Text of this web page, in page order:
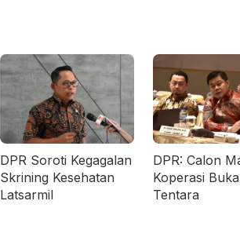
DPR Soroti Kegagalan
Skrining Kesehatan
Latsarmil
DPR: Calon
Koperasi
Tentara